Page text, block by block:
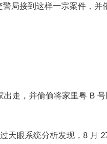
局接到这样一宗案件，并
走，并偷偷将家里粤 B
天眼系统分析发现，8 月